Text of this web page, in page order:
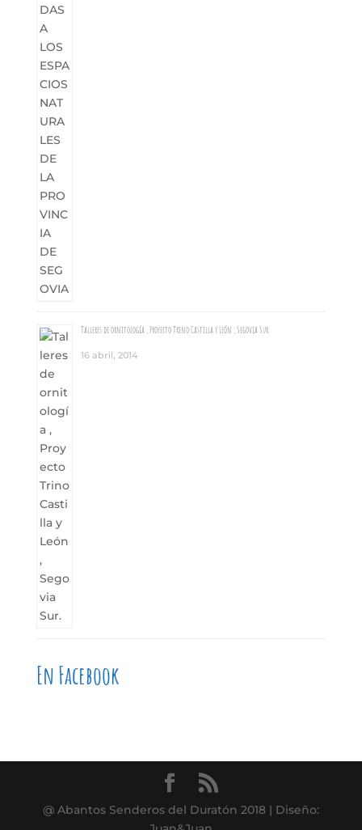
Talleres de ornitología , Proyecto Trino Castilla y León , Segovia Sur.
16 abril, 2014
En Facebook
@ Abantos Senderos del Duratón 2018 | Diseño: